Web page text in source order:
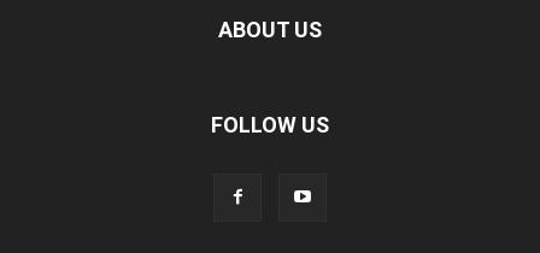
ABOUT US
FOLLOW US